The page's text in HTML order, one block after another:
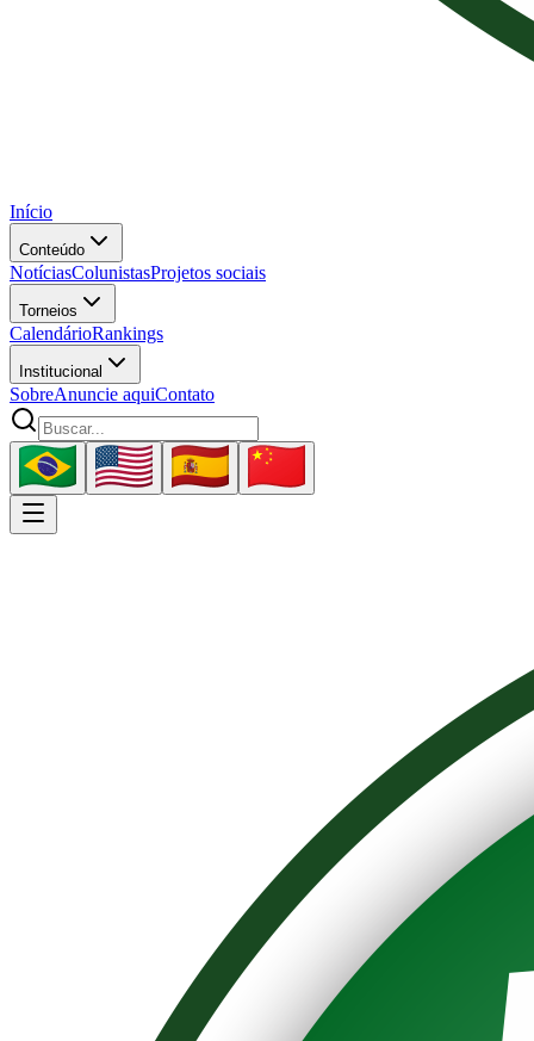
Início
Conteúdo
NotíciasColunistasProjetos sociais
Torneios
CalendárioRankings
Institucional
SobreAnuncie aquiContato